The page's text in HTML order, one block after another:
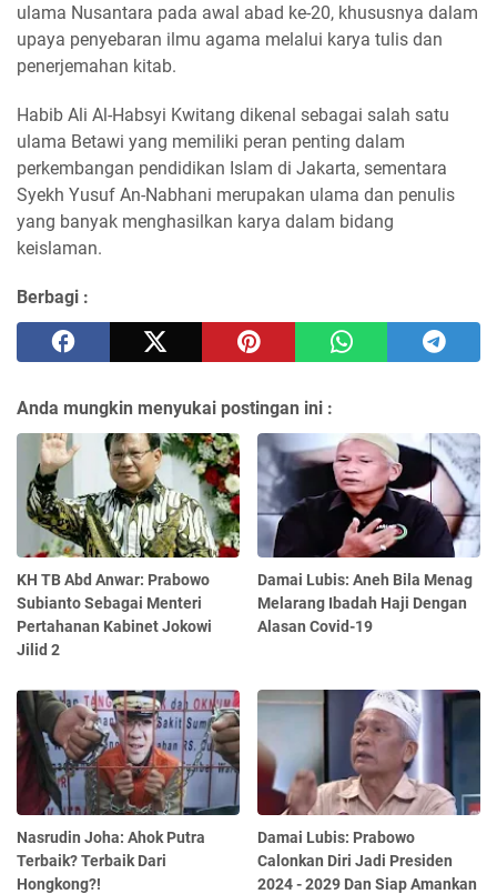
ulama Nusantara pada awal abad ke-20, khususnya dalam
upaya penyebaran ilmu agama melalui karya tulis dan
penerjemahan kitab.
Habib Ali Al-Habsyi Kwitang dikenal sebagai salah satu
ulama Betawi yang memiliki peran penting dalam
perkembangan pendidikan Islam di Jakarta, sementara
Syekh Yusuf An-Nabhani merupakan ulama dan penulis
yang banyak menghasilkan karya dalam bidang
keislaman.
Berbagi :
Anda mungkin menyukai postingan ini :
KH TB Abd Anwar: Prabowo
Subianto Sebagai Menteri
Pertahanan Kabinet Jokowi
Jilid 2
Damai Lubis: Aneh Bila Menag
Melarang Ibadah Haji Dengan
Alasan Covid-19
Nasrudin Joha: Ahok Putra
Terbaik? Terbaik Dari
Hongkong?!
Damai Lubis: Prabowo
Calonkan Diri Jadi Presiden
2024 - 2029 Dan Siap Amankan